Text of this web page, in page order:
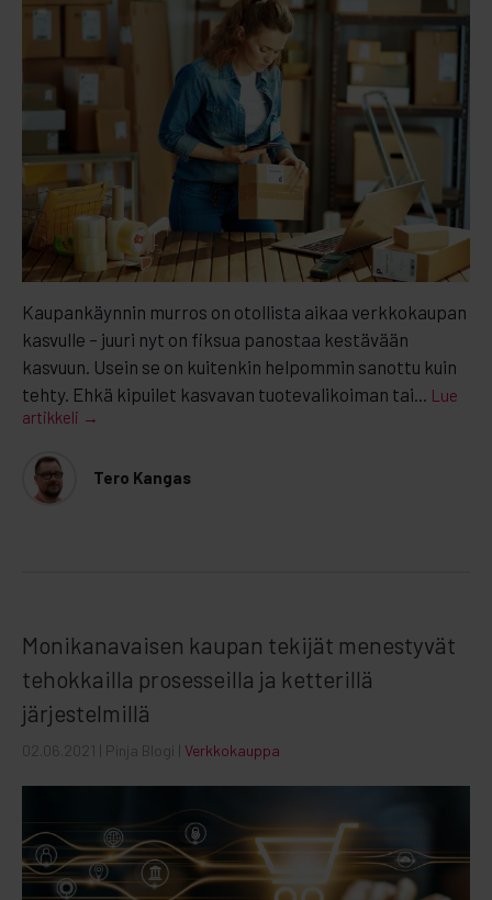
Kaupankäynnin murros on otollista aikaa verkkokaupan
kasvulle – juuri nyt on fiksua panostaa kestävään
kasvuun. Usein se on kuitenkin helpommin sanottu kuin
tehty. Ehkä kipuilet kasvavan tuotevalikoiman tai...
Lue
artikkeli →
Tero Kangas
Monikanavaisen kaupan tekijät menestyvät
tehokkailla prosesseilla ja ketterillä
järjestelmillä
02.06.2021 | Pinja Blogi | Verkkokauppa